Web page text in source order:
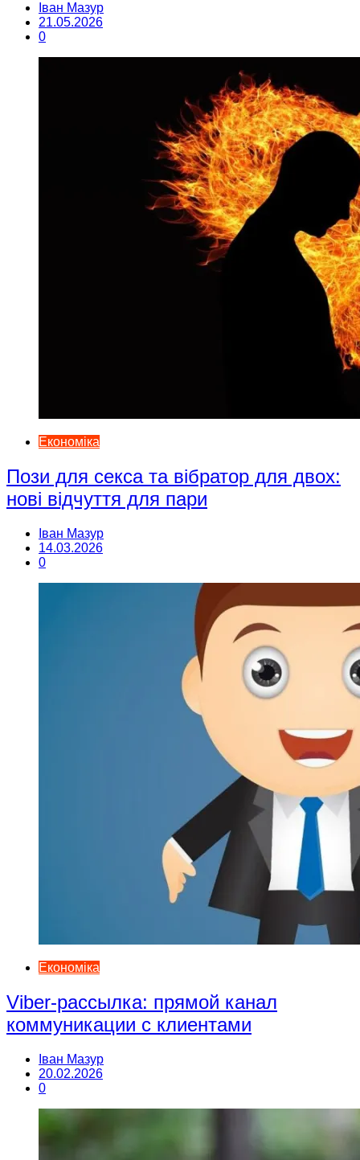
Іван Мазур
21.05.2026
0
Економіка
Пози для секса та вібратор для двох:
нові відчуття для пари
Іван Мазур
14.03.2026
0
Економіка
Viber-рассылка: прямой канал
коммуникации с клиентами
Іван Мазур
20.02.2026
0